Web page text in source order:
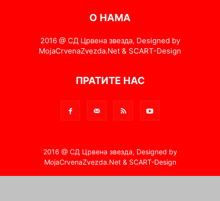
О НАМА
2016 @ СД Црвена звезда, Designed by
MojaCrvenaZvezda.Net & SCART-Design
ПРАТИТЕ НАС
2016 @ СД Црвена звезда, Designed by
MojaCrvenaZvezda.Net & SCART-Design